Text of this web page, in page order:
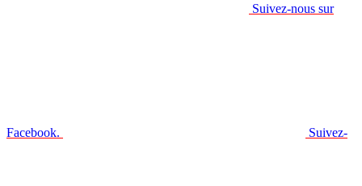
Suivez-nous sur
Facebook. Suivez-